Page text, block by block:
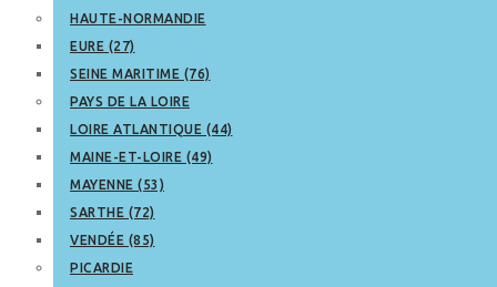
HAUTE-NORMANDIE
EURE (27)
SEINE MARITIME (76)
PAYS DE LA LOIRE
LOIRE ATLANTIQUE (44)
MAINE-ET-LOIRE (49)
MAYENNE (53)
SARTHE (72)
VENDÉE (85)
PICARDIE